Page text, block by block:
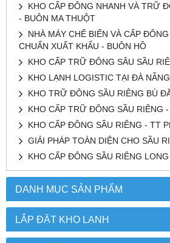
DANH MỤC SẢN PHẨM
LẮP ĐẶT KHO LẠNH
KHO CẤP ĐÔNG NHANH VÀ TRỮ
- BUÔN MA THUỘT
NHÀ MÁY CHẾ BIẾN VÀ CẤP
CHUẨN XUẤT KHẨU - BUÔN HỒ
KHO CẤP TRỮ ĐÔNG SÂU SẦU
KHO LẠNH LOGISTIC TẠI ĐÀ NẴNG
KHO TRỮ ĐÔNG SẦU RIÊNG BÙ
KHO CẤP TRỮ ĐÔNG SẦU RIÊNG
KHO CẤP ĐÔNG SẦU RIÊNG - TT
GIẢI PHÁP TOÀN DIỆN CHO SẦU
KHO CẤP ĐÔNG SẦU RIÊNG LONG